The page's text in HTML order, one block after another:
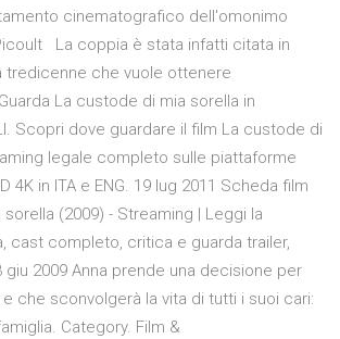
cinematografico dell'omonimo
La coppia è stata infatti citata in
tredicenne che vuole ottenere
La custode di mia sorella in
Scopri dove guardare il film La custode di
legale completo sulle piattaforme
4K in ITA e ENG. 19 lug 2011 Scheda film
(2009) - Streaming | Leggi la
cast completo, critica e guarda trailer,
2009 Anna prende una decisione per
che sconvolgerà la vita di tutti i suoi cari:
Category. Film &